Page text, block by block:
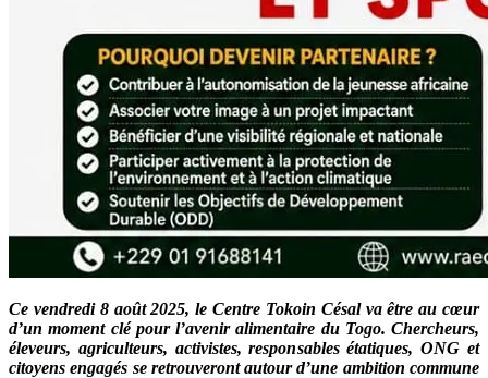
Ce vendredi 8 août 2025, le Centre Tokoin Césal va être au cœur
d’un moment clé pour l’avenir alimentaire du Togo. Chercheurs,
éleveurs, agriculteurs, activistes, responsables étatiques, ONG et
citoyens engagés se retrouveront autour d’une ambition commune